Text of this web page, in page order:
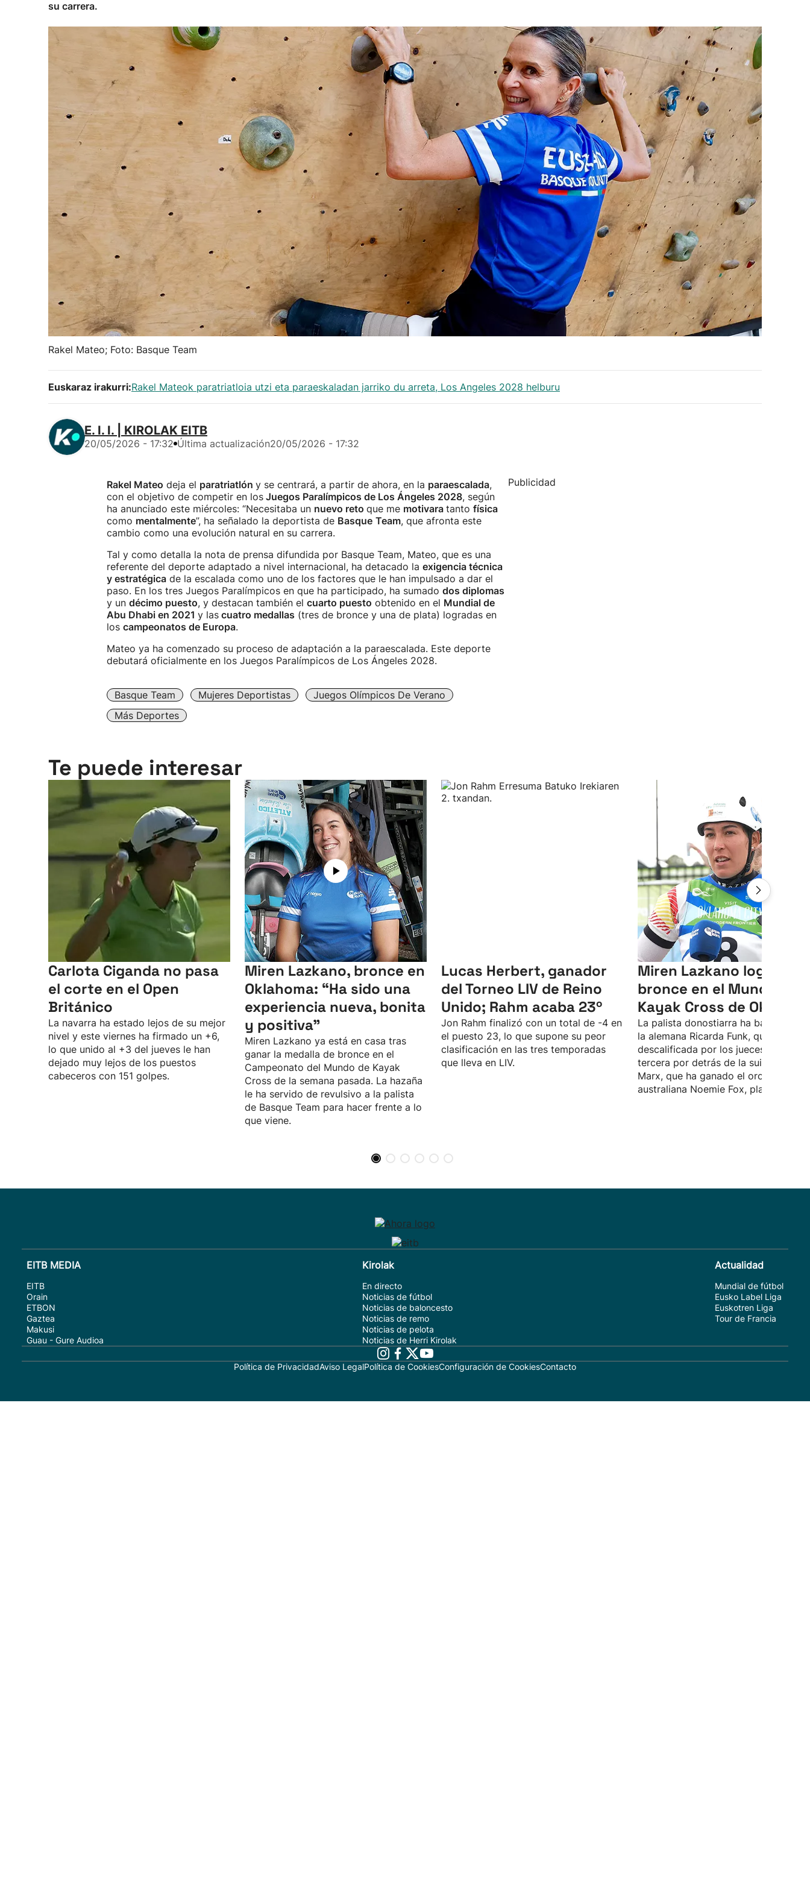
su carrera.
Rakel Mateo; Foto: Basque Team
Euskaraz irakurri:Rakel Mateok paratriatloia utzi eta paraeskaladan jarriko du arreta, Los Angeles 2028 helburu
E. I. I. | KIROLAK EITB
20/05/2026 - 17:32 Última actualización20/05/2026 - 17:32
Rakel Mateo deja el paratriatlón y se centrará, a partir de ahora, en la paraescalada,
con el objetivo de competir en los Juegos Paralímpicos de Los Ángeles 2028, según
ha anunciado este miércoles: “Necesitaba un nuevo reto que me motivara tanto física
como mentalmente”, ha señalado la deportista de Basque Team, que afronta este
cambio como una evolución natural en su carrera.
Tal y como detalla la nota de prensa difundida por Basque Team, Mateo, que es una
referente del deporte adaptado a nivel internacional, ha detacado la exigencia técnica
y estratégica de la escalada como uno de los factores que le han impulsado a dar el
paso. En los tres Juegos Paralímpicos en que ha participado, ha sumado dos diplomas
y un décimo puesto, y destacan también el cuarto puesto obtenido en el Mundial de
Abu Dhabi en 2021 y las cuatro medallas (tres de bronce y una de plata) logradas en
los campeonatos de Europa.
Mateo ya ha comenzado su proceso de adaptación a la paraescalada. Este deporte
debutará oficialmente en los Juegos Paralímpicos de Los Ángeles 2028.
Basque Team Mujeres Deportistas
Juegos Olímpicos De Verano
Más Deportes
Publicidad
Te puede interesar
Carlota Ciganda no pasa
el corte en el Open
Británico
La navarra ha estado lejos de su mejor
nivel y este viernes ha firmado un +6,
lo que unido al +3 del jueves le han
dejado muy lejos de los puestos
cabeceros con 151 golpes.
Miren Lazkano, bronce en
Oklahoma: “Ha sido una
experiencia nueva, bonita
y positiva"
Miren Lazkano ya está en casa tras
ganar la medalla de bronce en el
Campeonato del Mundo de Kayak
Cross de la semana pasada. La hazaña
le ha servido de revulsivo a la palista
de Basque Team para hacer frente a lo
que viene.
Lucas Herbert, ganador
del Torneo LIV de Reino
Unido; Rahm acaba 23º
Jon Rahm finalizó con un total de -4 en
el puesto 23, lo que supone su peor
clasificación en las tres temporadas
que lleva en LIV.
Miren Lazkano logra el
bronce en el Mundial de
Kayak Cross de
La palista donostiarra ha batallado
la alemana Ricarda Funk, que ha sido
descalificada por los jueces, y
tercera por detrás de la suiza Alena
Marx, que ha ganado el oro, y de la
australiana Noemie Fox, plata.
EITB MEDIA
EITB
Orain
ETBON
Gaztea
Makusi
Guau - Gure Audioa
Kirolak
En directo
Noticias de fútbol
Noticias de baloncesto
Noticias de remo
Noticias de pelota
Noticias de Herri Kirolak
Actualidad
Mundial de fútbol
Eusko Label Liga
Euskotren Liga
Tour de Francia
Política de PrivacidadAviso LegalPolítica de CookiesConfiguración de CookiesContacto